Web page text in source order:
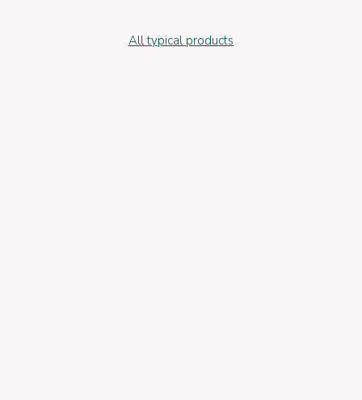
All typical products